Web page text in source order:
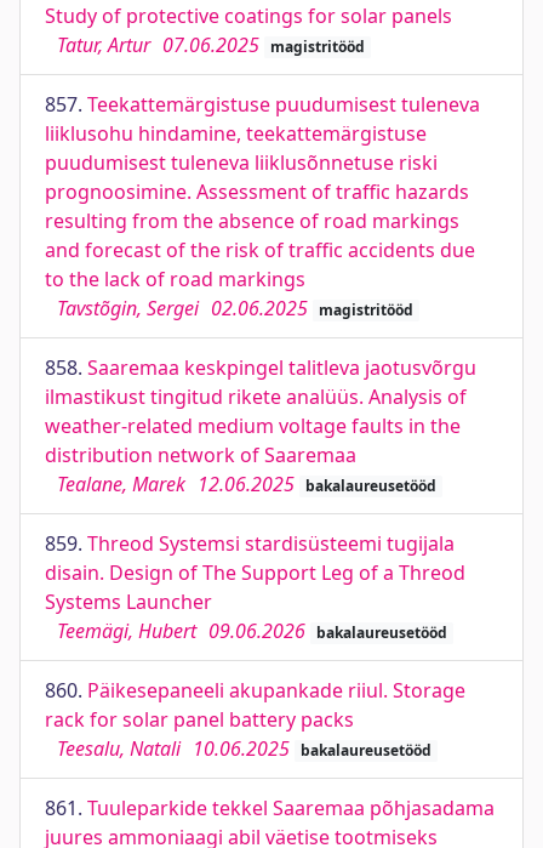
Study of protective coatings for solar panels
Tatur, Artur 07.06.2025 magistritööd
857. Teekattemärgistuse puudumisest tuleneva
liiklusohu hindamine, teekattemärgistuse
puudumisest tuleneva liiklusõnnetuse riski
prognoosimine. Assessment of traffic hazards
resulting from the absence of road markings
and forecast of the risk of traffic accidents due
to the lack of road markings
Tavstõgin, Sergei 02.06.2025 magistritööd
858. Saaremaa keskpingel talitleva jaotusvõrgu
ilmastikust tingitud rikete analüüs. Analysis of
weather-related medium voltage faults in the
distribution network of Saaremaa
Tealane, Marek 12.06.2025 bakalaureusetööd
859. Threod Systemsi stardisüsteemi tugijala
disain. Design of The Support Leg of a Threod
Systems Launcher
Teemägi, Hubert 09.06.2026 bakalaureusetööd
860. Päikesepaneeli akupankade riiul. Storage
rack for solar panel battery packs
Teesalu, Natali 10.06.2025 bakalaureusetööd
861. Tuuleparkide tekkel Saaremaa põhjasadama
juures ammoniaagi abil väetise tootmiseks